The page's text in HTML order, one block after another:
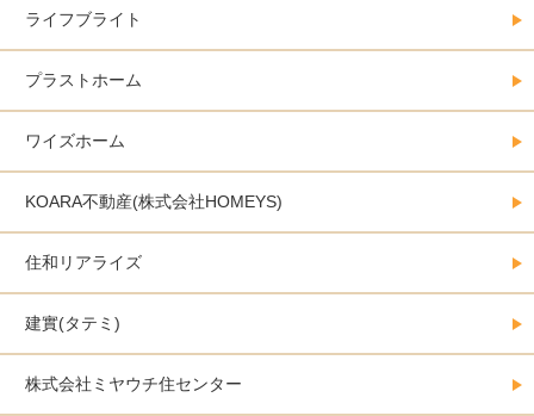
ライフブライト
プラストホーム
ワイズホーム
KOARA不動産(株式会社HOMEYS)
住和リアライズ
建實(タテミ)
株式会社ミヤウチ住センター